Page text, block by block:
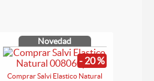
Novedad
- 20 %
Comprar Salvi Elastico Natural